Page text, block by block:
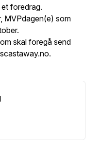
foredrag.
MVPdagen(e) som
skal foregå send